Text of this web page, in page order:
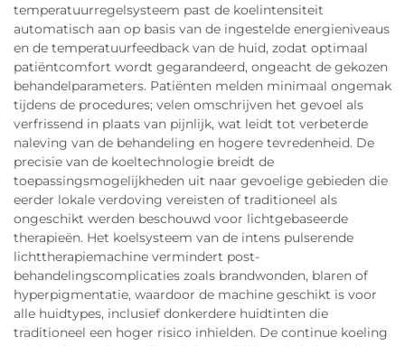
temperatuurregelsysteem past de koelintensiteit
automatisch aan op basis van de ingestelde energieniveaus
en de temperatuurfeedback van de huid, zodat optimaal
patiëntcomfort wordt gegarandeerd, ongeacht de gekozen
behandelparameters. Patiënten melden minimaal ongemak
tijdens de procedures; velen omschrijven het gevoel als
verfrissend in plaats van pijnlijk, wat leidt tot verbeterde
naleving van de behandeling en hogere tevredenheid. De
precisie van de koeltechnologie breidt de
toepassingsmogelijkheden uit naar gevoelige gebieden die
eerder lokale verdoving vereisten of traditioneel als
ongeschikt werden beschouwd voor lichtgebaseerde
therapieën. Het koelsysteem van de intens pulserende
lichttherapiemachine vermindert post-
behandelingscomplicaties zoals brandwonden, blaren of
hyperpigmentatie, waardoor de machine geschikt is voor
alle huidtypes, inclusief donkerdere huidtinten die
traditioneel een hoger risico inhielden. De continue koeling